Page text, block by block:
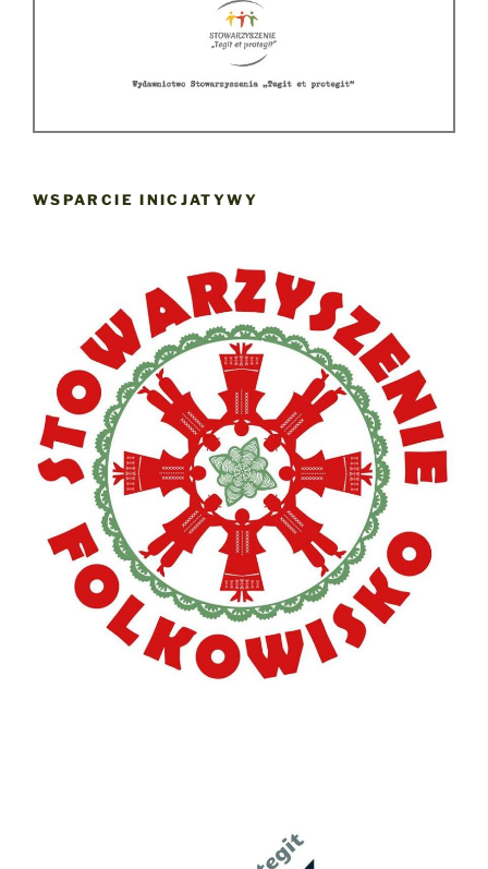
WSPARCIE INICJATYWY